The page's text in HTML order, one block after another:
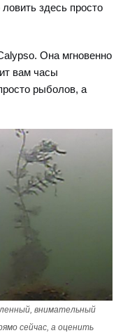
здесь просто
Она мгновенно
вам часы
рыболов, а
внимательный
сейчас, а оценить